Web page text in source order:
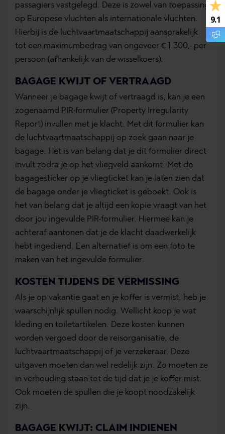
passagiers vastgelegd. Deze is zowel van toepassing
op Europese vluchten als internationale vluchten.
Hierbij is de luchtvaartmaatschappij aansprakelijk
tot een maximumbedrag van ongeveer € 1.300,- per
persoon (afhankelijk van de wisselkoers).
BAGAGE KWIJT OF VERTRAAGD
Wanneer je bagage kwijt of vertraagd is, kan je een
zogenaamd PIR-formulier (Property Irregularity
Report) invullen met je klacht. Met dit formulier kan
de luchtvaartmaatschappij op zoek gaan naar je
bagage. Het is van belang dat je dit formulier direct
invult zodra je op het vliegveld aankomt. Met de
bagagesticker op je vliegticket kan je laten zien dat
de bagage onder je vliegticket is geboekt. Ook is
het van belang dat je altijd een kopie vraagt van het
door jou ingevulde PIR-formulier. Hiermee kan je
achteraf aantonen dat je de klacht daadwerkelijk
hebt ingediend. Een alternatief is om een foto te
maken van het ingevulde formulier.
KOSTEN TIJDENS DE VERMISSING
Als je op vakantie gaat en je koffer is vermist, heb je
waarschijnlijk spullen nodig. Wellicht koop je wat
kleding en toiletartikelen. Deze kosten kunnen
worden vergoed door de reisorganisatie, de
luchtvaartmaatschappij of je verzekeraar. Deze
uitgaven moeten dan wel redelijk zijn. Zo moeten ze
in verhouding staan tot de tijd dat je je koffer mist.
Ook moeten de spullen die je koopt noodzakelijk
zijn.
BAGAGE KWIJT: CLAIM INDIENEN
9.1